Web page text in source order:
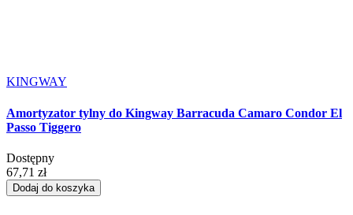
KINGWAY
Amortyzator tylny do Kingway Barracuda Camaro Condor El
Passo Tiggero
Dostępny
67,71 zł
Dodaj do koszyka